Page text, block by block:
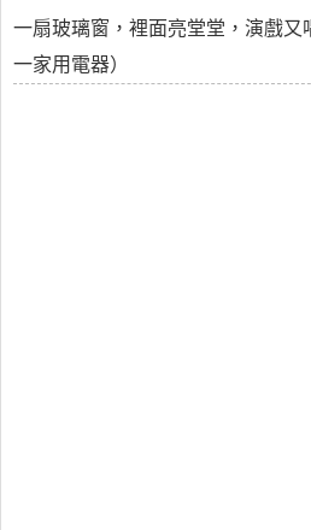
一扇玻璃窗，裡面亮堂堂，演戲又
一家用電器）